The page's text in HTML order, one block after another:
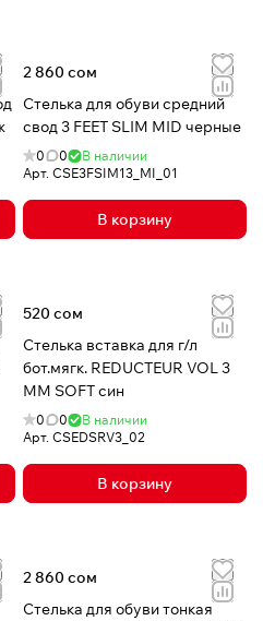
2 860 сом
Стелька для обуви средний
свод 3 FEET SLIM MID черные
0 0
В наличии
Арт. CSE3FSIM13_MI_01
В корзину
520 сом
Стелька вставка для г/л
бот.мягк. REDUCTEUR VOL 3
MM SOFT син
0 0
В наличии
Арт. CSEDSRV3_02
В корзину
2 860 сом
Стелька для обуви тонкая